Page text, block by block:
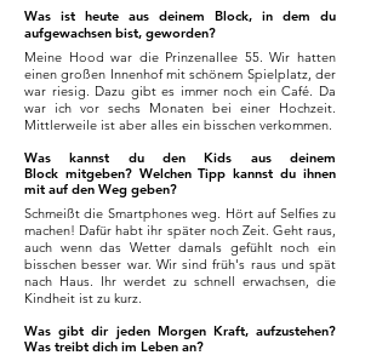
Was ist heute aus deinem Block, in dem du
aufgewachsen bist, geworden?
Meine Hood war die Prinzenallee 55. Wir hatten
einen großen Innenhof mit schönem Spielplatz, der
war riesig. Dazu gibt es immer noch ein Café. Da
war ich vor sechs Monaten bei einer Hochzeit.
Mittlerweile ist aber alles ein bisschen verkommen.
Was kannst du den Kids aus deinem
Block mitgeben? Welchen Tipp kannst du ihnen
mit auf den Weg geben?
Schmeißt die Smartphones weg. Hört auf Selfies zu
machen! Dafür habt ihr später noch Zeit. Geht raus,
auch wenn das Wetter damals gefühlt noch ein
bisschen besser war. Wir sind früh's raus und spät
nach Haus. Ihr werdet zu schnell erwachsen, die
Kindheit ist zu kurz.
Was gibt dir jeden Morgen Kraft, aufzustehen?
Was treibt dich im Leben an?